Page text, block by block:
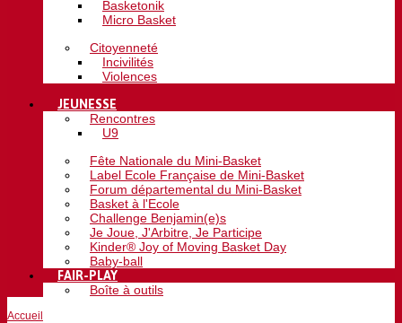
Basketonik
Micro Basket
Citoyenneté
Incivilités
Violences
JEUNESSE
Rencontres
U9
Fête Nationale du Mini-Basket
Label Ecole Française de Mini-Basket
Forum départemental du Mini-Basket
Basket à l'Ecole
Challenge Benjamin(e)s
Je Joue, J'Arbitre, Je Participe
Kinder® Joy of Moving Basket Day
Baby-ball
FAIR-PLAY
Boîte à outils
Accueil